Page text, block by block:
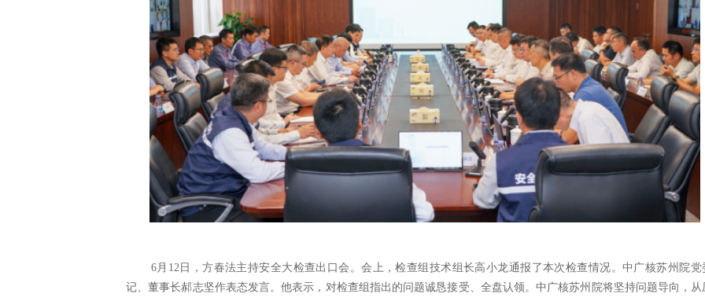
6月12日，方春法主持安全大检查出口会。会上，检查组技术组长高小龙通报了本次检查情况。中广核苏州院党
记、董事长郝志坚作表态发言。他表示，对检查组指出的问题诚恳接受、全盘认领。中广核苏州院将坚持问题导向，从